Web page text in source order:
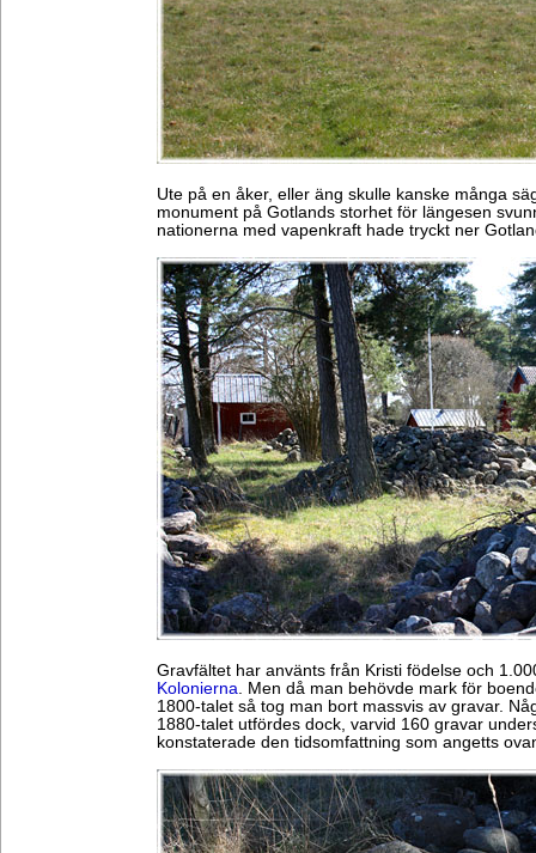
Ute på en åker, eller äng skulle kanske många
monument på Gotlands storhet för längesen
nationerna med vapenkraft hade tryckt ner
Gravfältet har använts från Kristi födelse och
Kolonierna. Men då man behövde mark för
1800-talet så tog man bort massvis av gravar.
1880-talet utfördes dock, varvid 160 gravar
konstaterade den tidsomfattning som angetts